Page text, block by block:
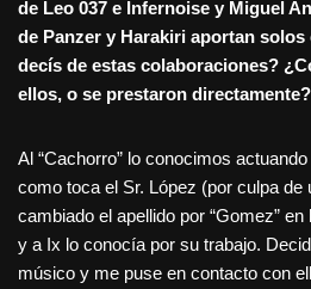
de Leo 037 e Infernoise y Miguel
de Panzer y Harakiri aportan solos
decís de estas colaboraciones?
ellos, o se prestaron directamente?
Al “Cachorro” lo conocimos
como toca el Sr. López (por culpa de
cambiado el apellido por “Gomez”
y a Ix lo conocía por su trabajo.
músico y me puse en contacto con